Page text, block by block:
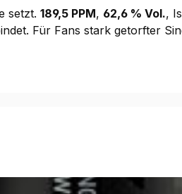
setzt. 189,5 PPM, 62,6 % Vol.,
Für Fans stark getorfter